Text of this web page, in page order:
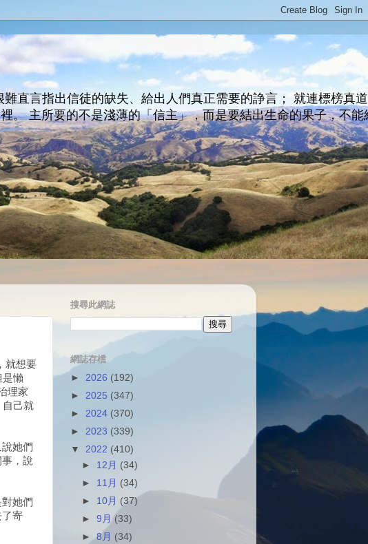
直言指出信徒的缺失、給出人們真正需要的諍言； 就連標榜真
。 主所要的不是淺薄的「信主」，而是要結出生命的果子，不能
就想要
是懶
理家
自己就
她們
，說
她們
了寄
搜尋此網誌
網誌存檔
► 2026 (192)
► 2025 (347)
► 2024 (370)
► 2023 (339)
▼ 2022 (410)
► 12月 (34)
► 11月 (34)
► 10月 (37)
►9月(33)
►8月 (34)